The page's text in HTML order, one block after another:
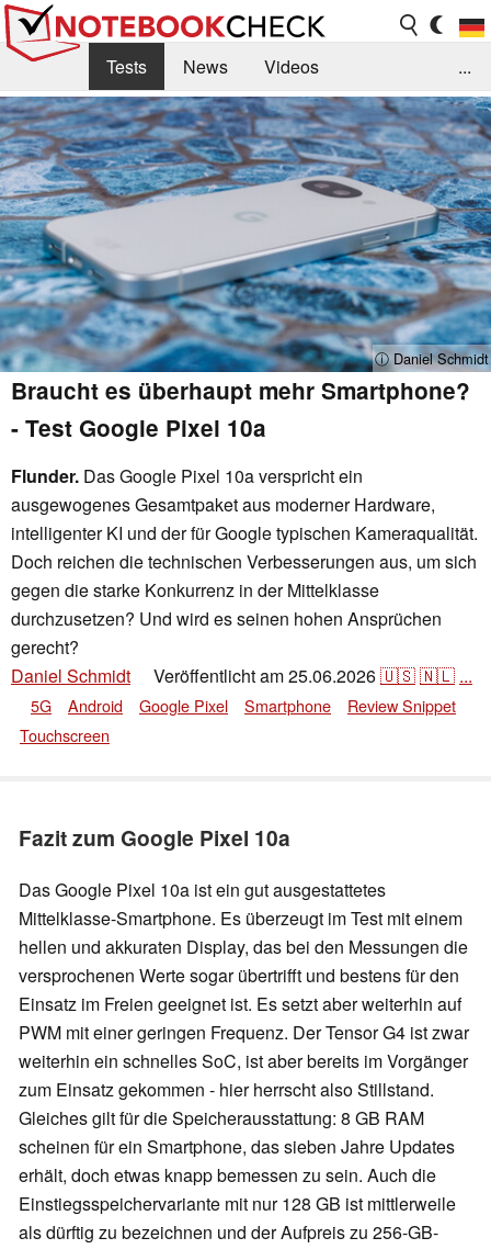
Tests News
Videos
Benchmarks & Tech
Externe Tests
Kaufberatung
Deals Suche
Jobs
Forum
...
ⓘ Daniel Schmidt
Braucht es überhaupt mehr Smartphone?
- Test Google Pixel 10a
Flunder. Das Google Pixel 10a verspricht ein
ausgewogenes Gesamtpaket aus moderner Hardware,
intelligenter KI und der für Google typischen Kameraqualität.
Doch reichen die technischen Verbesserungen aus, um sich
gegen die starke Konkurrenz in der Mittelklasse
durchzusetzen? Und wird es seinen hohen Ansprüchen
gerecht?
Daniel Schmidt
Veröffentlicht am25.06.2026🇺🇸🇳🇱 ...
5G Android Google Pixel Smartphone
Review Snippet
Touchscreen
Fazit zum Google Pixel 10a
Das Google Pixel 10a ist ein gut ausgestattetes
Mittelklasse-Smartphone. Es überzeugt im Test mit einem
hellen und akkuraten Display, das bei den Messungen die
versprochenen Werte sogar übertrifft und bestens für den
Einsatz im Freien geeignet ist. Es setzt aber weiterhin auf
PWM mit einer geringen Frequenz. Der Tensor G4 ist zwar
weiterhin ein schnelles SoC, ist aber bereits im Vorgänger
zum Einsatz gekommen - hier herrscht also Stillstand.
Gleiches gilt für die Speicherausstattung: 8 GB RAM
scheinen für ein Smartphone, das sieben Jahre Updates
erhält, doch etwas knapp bemessen zu sein. Auch die
Einstiegsspeichervariante mit nur 128 GB ist mittlerweile
als dürftig zu bezeichnen und der Aufpreis zu 256-GB-